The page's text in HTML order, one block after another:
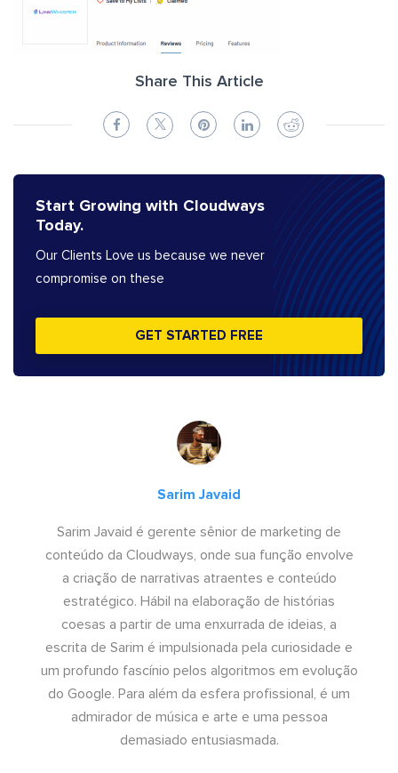
Share This Article
Start Growing with Cloudways
Today.
Our Clients Love us because we never
compromise on these
GET STARTED FREE
Sarim Javaid
Sarim Javaid é gerente sênior de marketing de
conteúdo da Cloudways, onde sua função envolve
a criação de narrativas atraentes e conteúdo
estratégico. Hábil na elaboração de histórias
coesas a partir de uma enxurrada de ideias, a
escrita de Sarim é impulsionada pela curiosidade e
um profundo fascínio pelos algoritmos em evolução
do Google. Para além da esfera profissional, é um
admirador de música e arte e uma pessoa
demasiado entusiasmada.